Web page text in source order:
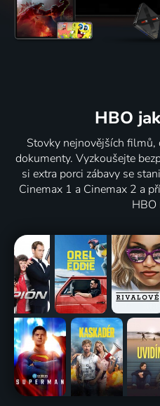
HBO
Stovky nejnovějších filmů,
dokumenty. Vyzkoušejte
si extra porci zábavy se
Cinemax 1 a Cinemax 2 a
HBO